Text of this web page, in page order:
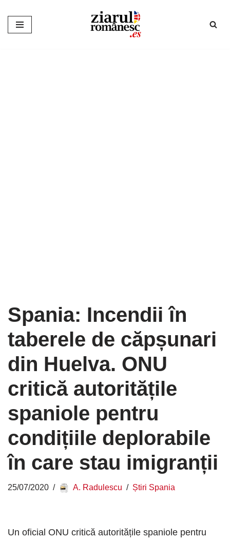
Sari
Spania: Incendii în
taberele de căpșunari
din Huelva. ONU
critică autoritățile
spaniole pentru
condițiile deplorabile
în care stau imigranții
25/07/2020 A. Radulescu Știri Spania
Un oficial ONU critică autoritățile spaniole pentru